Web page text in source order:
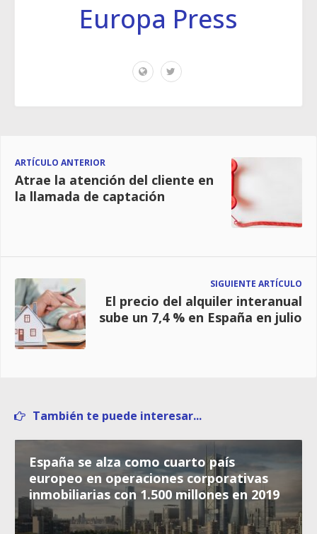
Europa Press
ARTÍCULO ANTERIOR
Atrae la atención del cliente en
la llamada de captación
SIGUIENTE ARTÍCULO
El precio del alquiler interanual
sube un 7,4 % en España en julio
También te puede interesar...
España se alza como cuarto país
europeo en operaciones corporativas
inmobiliarias con 1.500 millones en 2019